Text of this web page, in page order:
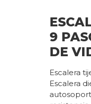
9
DE
Escalera
Escalera